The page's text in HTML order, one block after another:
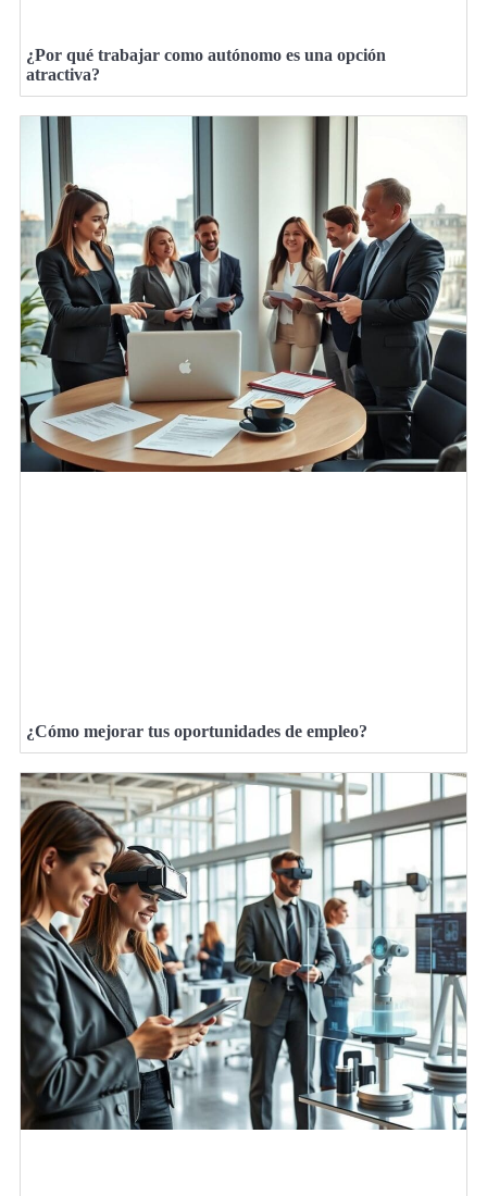
¿Por qué trabajar como autónomo es una opción
atractiva?
¿Cómo mejorar tus oportunidades de empleo?